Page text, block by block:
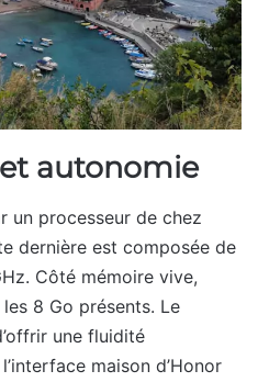
autonomie
un processeur de chez
dernière est composée de
Côté mémoire vive,
8 Go présents. Le
une fluidité
maison d’Honor